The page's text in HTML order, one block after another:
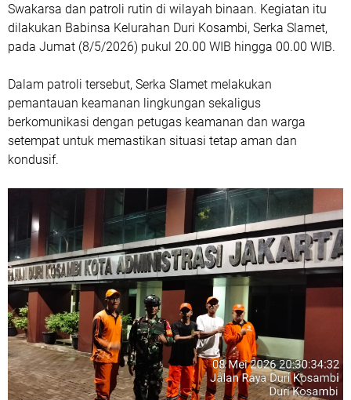
Swakarsa dan patroli rutin di wilayah binaan. Kegiatan itu
dilakukan Babinsa Kelurahan Duri Kosambi, Serka Slamet,
pada Jumat (8/5/2026) pukul 20.00 WIB hingga 00.00 WIB.
Dalam patroli tersebut, Serka Slamet melakukan
pemantauan keamanan lingkungan sekaligus
berkomunikasi dengan petugas keamanan dan warga
setempat untuk memastikan situasi tetap aman dan
kondusif.